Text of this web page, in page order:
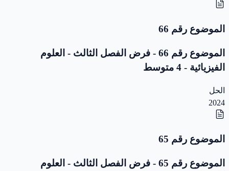
الموضوع رقم 66
الموضوع رقم 66 - فرض الفصل الثالث - العلوم
الفيزيائية - 4 متوسط
الحل
2024
الموضوع رقم 65
الموضوع رقم 65 - فرض الفصل الثالث - العلوم